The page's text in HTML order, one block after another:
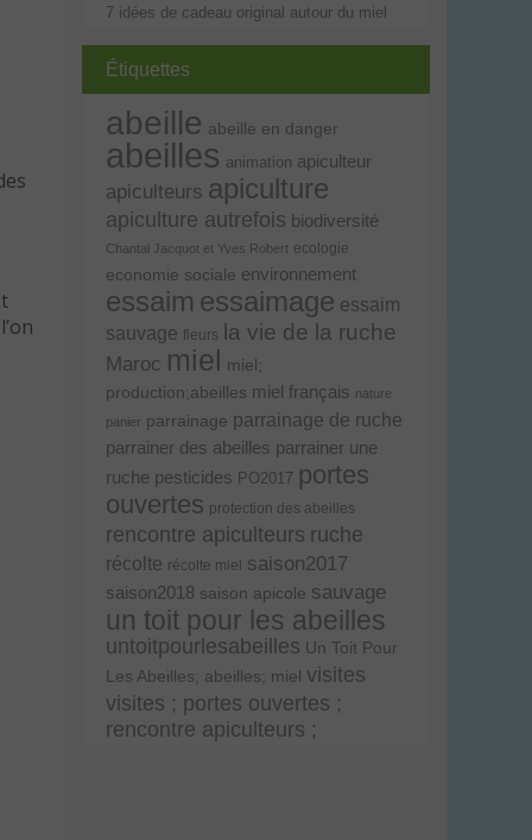
7 idées de cadeau original autour du miel
Étiquettes
abeille abeille en danger
abeilles animation apiculteur
apiculteurs apiculture
apiculture autrefois biodiversité
Chantal Jacquot et Yves Robert ecologie
economie sociale environnement
essaim essaimage essaim
sauvage fleurs la vie de la ruche
Maroc miel
miel;
production;abeilles miel français nature
panier parrainage parrainage de ruche
parrainer des abeilles parrainer une
ruche pesticides PO2017 portes
ouvertes protection des abeilles
rencontre apiculteurs ruche
récolte récolte miel saison2017
saison2018 saison apicole sauvage
un toit pour les abeilles
untoitpourlesabeilles Un Toit Pour
Les Abeilles; abeilles; miel visites
visites ; portes ouvertes ;
rencontre apiculteurs ;